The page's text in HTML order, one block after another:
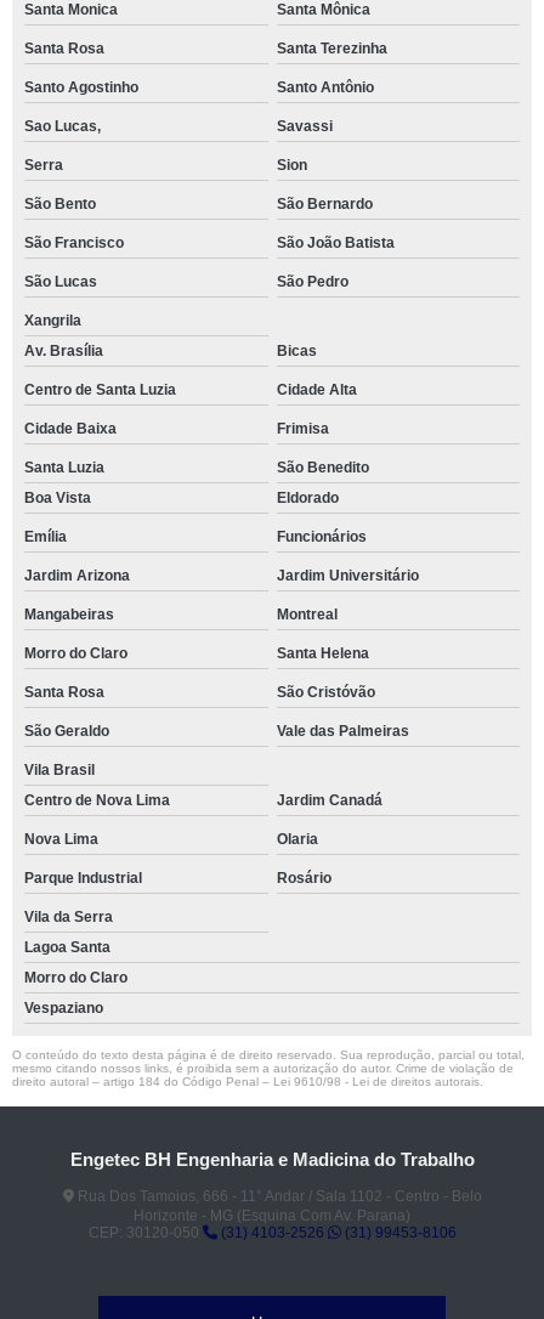
Santa Monica Santa Mônica
Santa Rosa Santa Terezinha
Santo Agostinho Santo Antônio
Sao Lucas, Savassi
Serra Sion
São Bento São Bernardo
São Francisco São João Batista
São Lucas São Pedro
Xangrila
Av. Brasília
Bicas
Centro de Santa Luzia Cidade Alta
Cidade Baixa Frimisa
Santa Luzia
São Benedito
Boa Vista
Eldorado
Emília Funcionários
Jardim Arizona Jardim Universitário
Mangabeiras Montreal
Morro do Claro Santa Helena
Santa Rosa São Cristóvão
São Geraldo Vale das Palmeiras
Vila Brasil
Centro de Nova Lima
Jardim Canadá
Nova Lima Olaria
Parque Industrial Rosário
Vila da Serra
Lagoa Santa
Morro do Claro
Vespaziano
O conteúdo do texto desta página é de direito reservado. Sua reprodução, parcial ou total,
mesmo citando nossos links, é proibida sem a autorização do autor. Crime de violação de
direito autoral – artigo 184 do Código Penal – Lei 9610/98 - Lei de direitos autorais
Engetec BH Engenharia e Madicina do Trabalho
Rua Dos Tamoios, 666 - 11° Andar / Sala 1102 - Centro - Belo
Horizonte - MG (Esquina Com Av. Parana)
CEP: 30120-050
(31) 4103-2526 (31) 99453-8106